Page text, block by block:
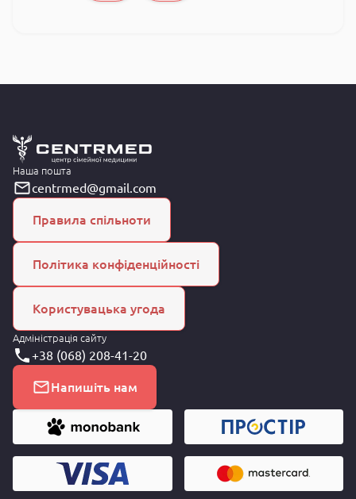
Наша пошта
centrmed@gmail.com
Правила спільноти
Політика конфіденційності
Користувацька угода
Адміністрація сайту
+38 (068) 208-41-20
Напишіть нам